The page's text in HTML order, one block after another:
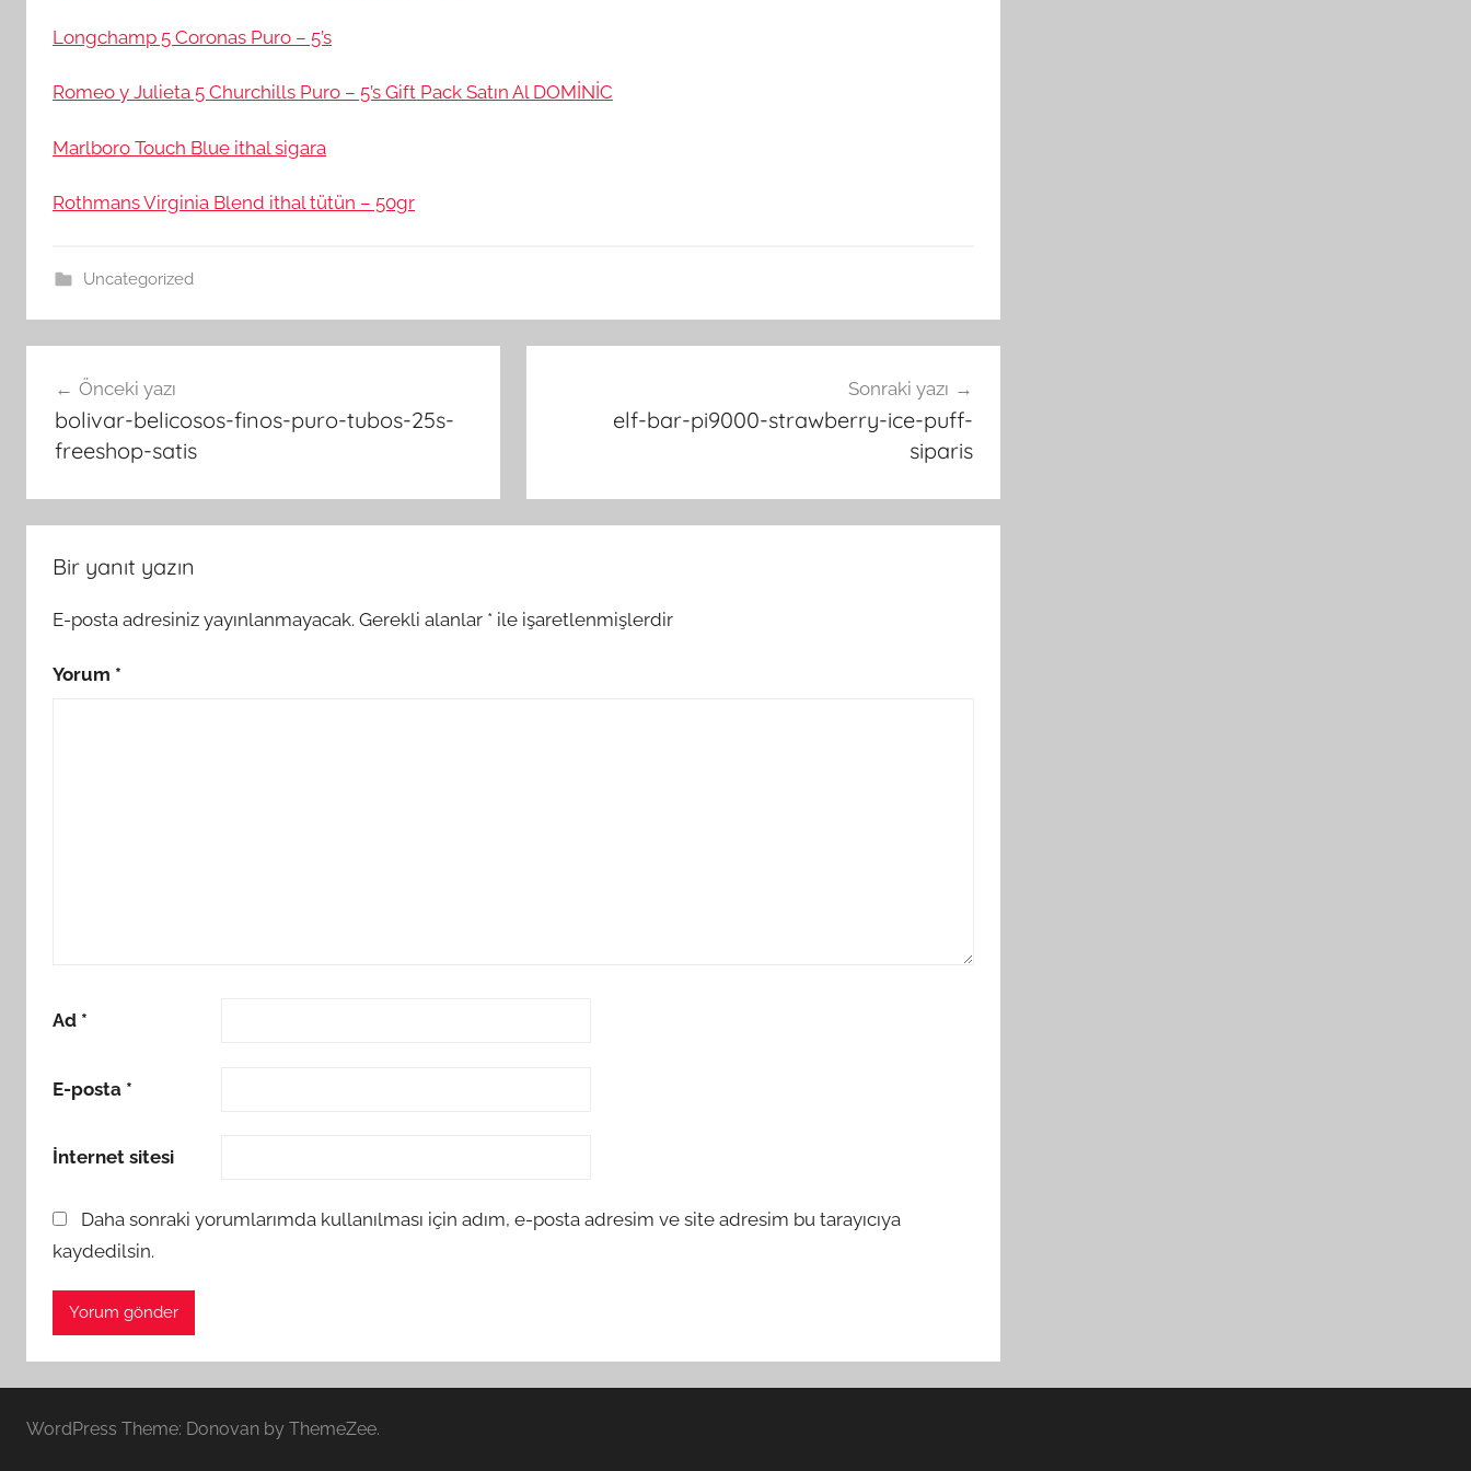
Longchamp 5 Coronas Puro – 5’s
Romeo y Julieta 5 Churchills Puro – 5’s Gift Pack Satın Al DOMİNİC
Marlboro Touch Blue ithal sigara
Rothmans Virginia Blend ithal tütün – 50gr
Uncategorized
gezinmesi
Önceki yazı
bolivar-belicosos-finos-puro-tubos-25s-
freeshop-satis
Sonraki yazı
elf-bar-pi9000-strawberry-ice-puff-
siparis
Bir yanıt yazın
E-posta adresiniz yayınlanmayacak. Gerekli alanlar * ile işaretlenmişlerdir
Yorum *
Ad *
E-posta *
İnternet sitesi
Daha sonraki yorumlarımda kullanılması için adım, e-posta adresim ve site adresim bu tarayıcıya
kaydedilsin.
WordPress Theme: Donovan by ThemeZee.